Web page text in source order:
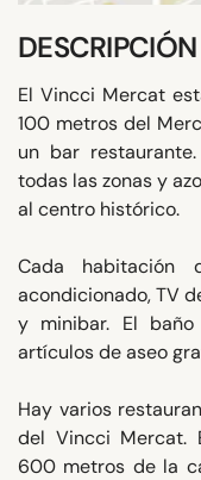
DESCRIPCIÓN
El Vincci Mercat
100 metros del
un bar
todas las zonas y
al centro histórico.
Cada
acondicionado, TV
y minibar. El
artículos de aseo
Hay varios
del Vincci Mercat.
600 metros de la